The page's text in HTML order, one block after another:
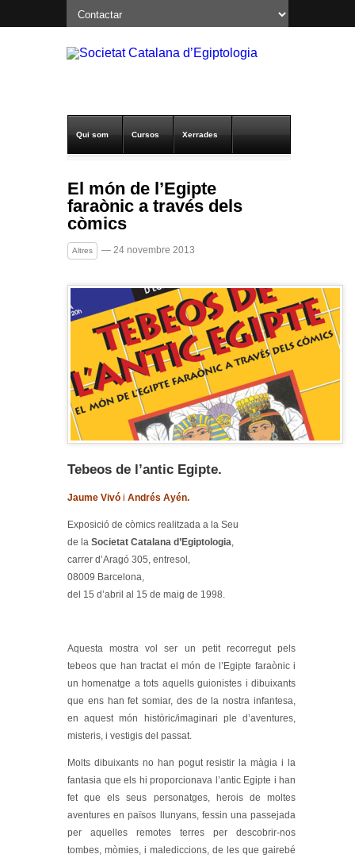
Qui som Cursos Xerrades
Publicacions Altres
El món de l’Egipte
faraònic a través dels
còmics
Altres — 24 novembre 2013
Tebeos de l’antic Egipte.
Jaume Vivó i Andrés Ayén.
Exposició de còmics realitzada a la Seu
de la Societat Catalana d’Egiptologia,
carrer d’Aragó 305, entresol,
08009 Barcelona,
del 15 d’abril al 15 de maig de 1998.
Aquesta mostra vol ser un petit recorregut pels
tebeos que han tractat el món de l’Egipte faraònic i
un homenatge a tots aquells guionistes i dibuixants
que ens han fet somiar, des de la nostra infantesa,
en aquest món històric/imaginari ple d’aventures,
misteris, i vestigis del passat.
Molts dibuixants no han pogut resistir la màgia i la
fantasia que els hi proporcionava l’antic Egipte i han
fet que els seus personatges, herois de moltes
aventures en països llunyans, fessin una passejada
per aquelles remotes terres per descobrir-nos
tombes, mòmies, i malediccions, de les que gairebé